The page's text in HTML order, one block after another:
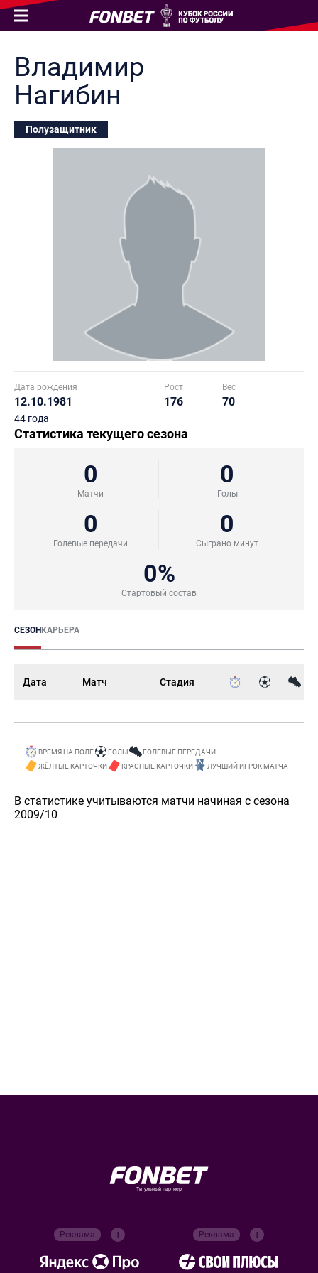
Владимир
Нагибин
Полузащитник
Дата рождения
12.10.1981
44 года
Рост
176
Вес
70
Статистика текущего сезона
0
Матчи
0
Голы
0
Голевые передачи
0
Сыграно минут
0%
Стартовый состав
СЕЗОНКАРЬЕРА
Дата Матч Стадия
ВРЕМЯ НА ПОЛЕ ГОЛЫ
ГОЛЕВЫЕ ПЕРЕДАЧИ
ЖЁЛТЫЕ КАРТОЧКИ
КРАСНЫЕ КАРТОЧКИ ЛУЧШИЙ ИГРОК МАТЧА
В статистике учитываются матчи начиная с сезона
2009/10
Титульный партнер
Реклама Реклама